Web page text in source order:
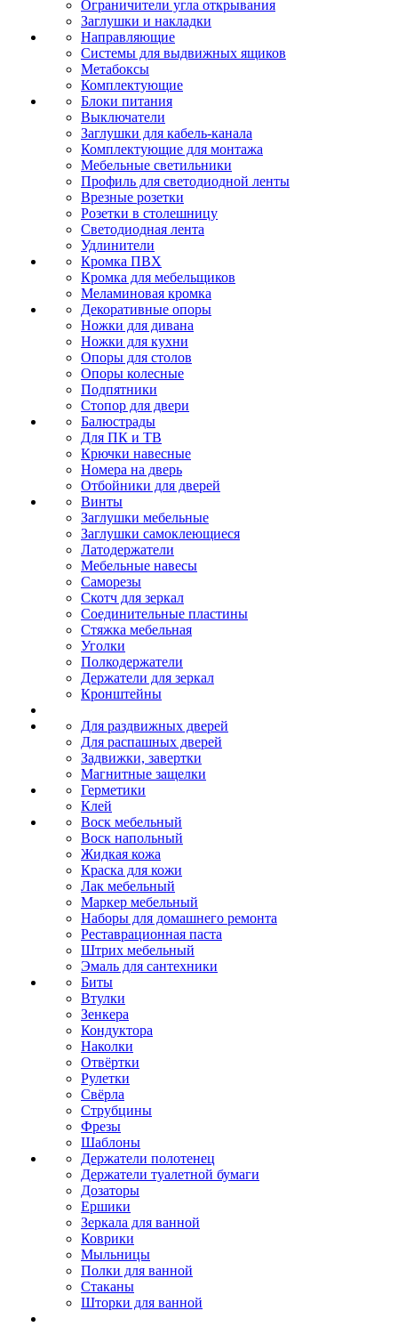
Ограничители угла открывания
Заглушки и накладки
Направляющие
Системы для выдвижных ящиков
Метабоксы
Комплектующие
Блоки питания
Выключатели
Заглушки для кабель-канала
Комплектующие для монтажа
Мебельные светильники
Профиль для светодиодной ленты
Врезные розетки
Розетки в столешницу
Светодиодная лента
Удлинители
Кромка ПВХ
Кромка для мебельщиков
Меламиновая кромка
Декоративные опоры
Ножки для дивана
Ножки для кухни
Опоры для столов
Опоры колесные
Подпятники
Стопор для двери
Балюстрады
Для ПК и ТВ
Крючки навесные
Номера на дверь
Отбойники для дверей
Винты
Заглушки мебельные
Заглушки самоклеющиеся
Латодержатели
Мебельные навесы
Саморезы
Скотч для зеркал
Соединительные пластины
Стяжка мебельная
Уголки
Полкодержатели
Держатели для зеркал
Кронштейны
Для раздвижных дверей
Для распашных дверей
Задвижки, завертки
Магнитные защелки
Герметики
Клей
Воск мебельный
Воск напольный
Жидкая кожа
Краска для кожи
Лак мебельный
Маркер мебельный
Наборы для домашнего ремонта
Реставрационная паста
Штрих мебельный
Эмаль для сантехники
Биты
Втулки
Зенкера
Кондуктора
Наколки
Отвёртки
Рулетки
Свёрла
Струбцины
Фрезы
Шаблоны
Держатели полотенец
Держатели туалетной бумаги
Дозаторы
Ершики
Зеркала для ванной
Коврики
Мыльницы
Полки для ванной
Стаканы
Шторки для ванной